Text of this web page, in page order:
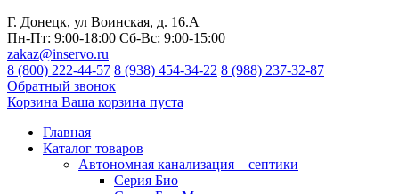
Г. Донецк, ул Воинская, д. 16.А
Пн-Пт: 9:00-18:00 Сб-Вс: 9:00-15:00
zakaz@inservo.ru
8 (800) 222-44-57 8 (938) 454-34-22 8 (988) 237-32-87
Обратный звонок
Корзина Ваша корзина пуста
Главная
Каталог товаров
Автономная канализация – септики
Серия Био